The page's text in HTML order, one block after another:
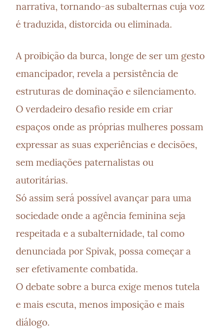
narrativa, tornando-as subalternas cuja voz
é traduzida, distorcida ou eliminada.
A proibição da burca, longe de ser um gesto
emancipador, revela a persistência de
estruturas de dominação e silenciamento.
O verdadeiro desafio reside em criar
espaços onde as próprias mulheres possam
expressar as suas experiências e decisões,
sem mediações paternalistas ou
autoritárias.
Só assim será possível avançar para uma
sociedade onde a agência feminina seja
respeitada e a subalternidade, tal como
denunciada por Spivak, possa começar a
ser efetivamente combatida.
O debate sobre a burca exige menos tutela
e mais escuta, menos imposição e mais
diálogo.